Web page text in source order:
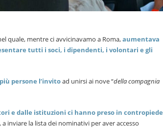
quale, mentre ci avvicinavamo a Roma,aumentava
tutti i soci, i dipendenti, i volontari e gli
persone l’invitoad unirsi ai nove “della compagnia
e dalle istituzioni ci hanno preso in contropiede
inviare la lista dei nominativi per aver accesso